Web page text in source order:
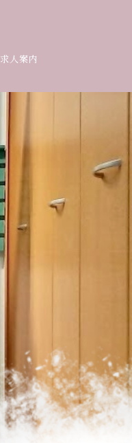
求人案内